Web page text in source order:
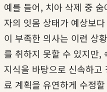
예를 들어, 치아 삭제 중
자의 잇몸 상태가 예상보
이 부족한 의사는 이런 상
를 취하지 못할 수 있지만,
지식을 바탕으로 신속하고
료 계획을 유연하게 수정